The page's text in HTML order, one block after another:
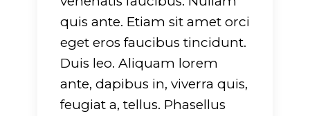
quis ante. Etiam sit amet orci
eget eros faucibus tincidunt.
Duis leo. Aliquam lorem
ante, dapibus in, viverra quis,
feugiat a, tellus. Phasellus